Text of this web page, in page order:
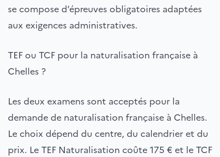
se compose d’épreuves obligatoires adaptées
aux exigences administratives.
TEF ou TCF pour la naturalisation française à
Chelles ?
Les deux examens sont acceptés pour la
demande de naturalisation française à Chelles.
Le choix dépend du centre, du calendrier et du
prix. Le TEF Naturalisation coûte 175 € et le TCF